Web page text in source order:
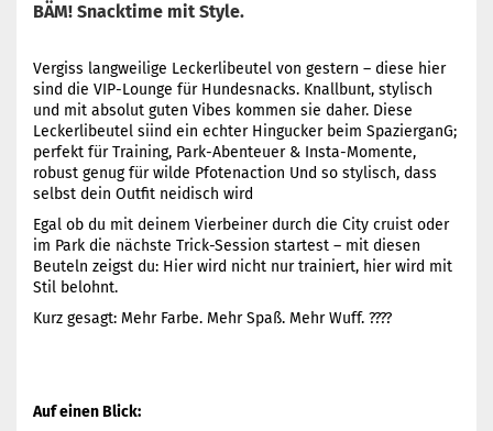
BÄM! Snacktime mit Style.
Vergiss langweilige Leckerlibeutel von gestern – diese hier
sind die VIP-Lounge für Hundesnacks. Knallbunt, stylisch
und mit absolut guten Vibes kommen sie daher. Diese
Leckerlibeutel siind ein echter Hingucker beim SpazierganG;
perfekt für Training, Park-Abenteuer & Insta-Momente,
robust genug für wilde Pfotenaction Und so stylisch, dass
selbst dein Outfit neidisch wird
Egal ob du mit deinem Vierbeiner durch die City cruist oder
im Park die nächste Trick-Session startest – mit diesen
Beuteln zeigst du: Hier wird nicht nur trainiert, hier wird mit
Stil belohnt.
Kurz gesagt: Mehr Farbe. Mehr Spaß. Mehr Wuff. ????
Auf einen Blick: